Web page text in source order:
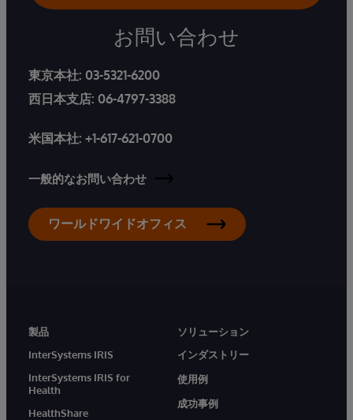
お問い合わせ
東京本社: 03-5321-6200
西日本支店: 06-4797-3388
米国本社: +1-617-621-0700
一般的なお問い合わせ
ワールドワイドオフィス
製品
InterSystems IRIS
InterSystems IRIS for
Health
HealthShare
ソリューション
インダストリー
使用例
成功事例